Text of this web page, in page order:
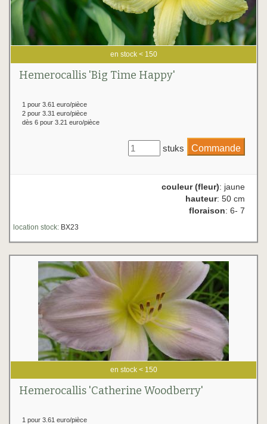
en stock < 150
Hemerocallis 'Big Time Happy'
1 pour 3.61 euro/pièce
2 pour 3.31 euro/pièce
dès 6 pour 3.21 euro/pièce
stuks
couleur (fleur): jaune
hauteur: 50 cm
floraison: 6- 7
location stock: BX23
en stock < 150
Hemerocallis 'Catherine Woodberry'
1 pour 3.61 euro/pièce